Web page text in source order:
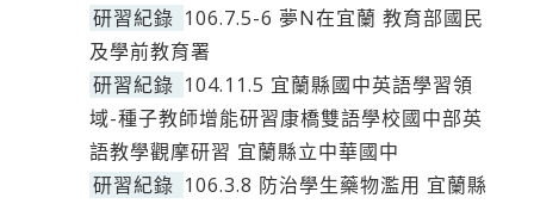
研習紀錄 106.7.5-6 夢N在宜蘭 教育部國民
及學前教育署
研習紀錄 104.11.5 宜蘭縣國中英語學習領
域-種子教師增能研習康橋雙語學校國中部英
語教學觀摩研習 宜蘭縣立中華國中
研習紀錄 106.3.8 防治學生藥物濫用 宜蘭縣